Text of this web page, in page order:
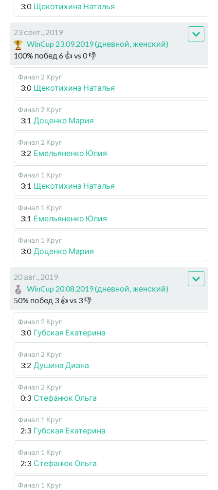
3:0 Щекотихина Наталья
23 сент., 2019
WinCup 23.09.2019 (дневной, женский)
100% побед 6 👍 vs 0👎
Финал 2 Круг
3:0 Щекотихина Наталья
Финал 2 Круг
3:1 Доценко Мария
Финал 2 Круг
3:2 Емельяненко Юлия
Финал 1 Круг
3:1 Щекотихина Наталья
Финал 1 Круг
3:1 Емельяненко Юлия
Финал 1 Круг
3:0 Доценко Мария
20 авг., 2019
WinCup 20.08.2019 (дневной, женский)
50% побед 3 👍 vs 3👎
Финал 2 Круг
3:0 Губская Екатерина
Финал 2 Круг
3:2 Душина Диана
Финал 2 Круг
0:3 Стефанюк Ольга
Финал 1 Круг
2:3 Губская Екатерина
Финал 1 Круг
2:3 Стефанюк Ольга
Финал 1 Круг